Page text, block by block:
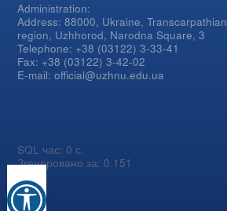
Administration:
Address: 88000, Ukraine, Transcarpathian
region, Uzhhorod, Narodna Square, 3
Telephone: +38 (03122) 3-33-41
Fax: +38 (03122) 3-42-02
E-mail: official@uzhnu.edu.ua
SQL час: 0 с.
Згенеровано за: 0.151